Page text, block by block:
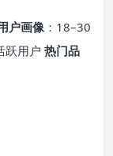
户画像：18–30
跃用户 热门品